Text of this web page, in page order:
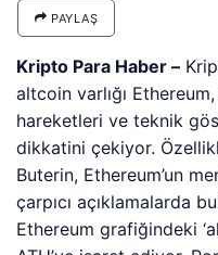
PAYLAŞ
Kripto Para Haber –
altcoin varlığı
hareketleri ve teknik
dikkatini çekiyor.
Buterin, Ethereum’un
çarpıcı açıklamalarda
Ethereum grafiğindeki